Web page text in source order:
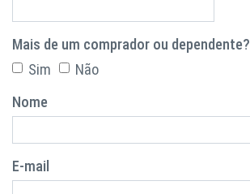
Mais de um comprador ou dependente?
Sim
Não
Nome
E-mail